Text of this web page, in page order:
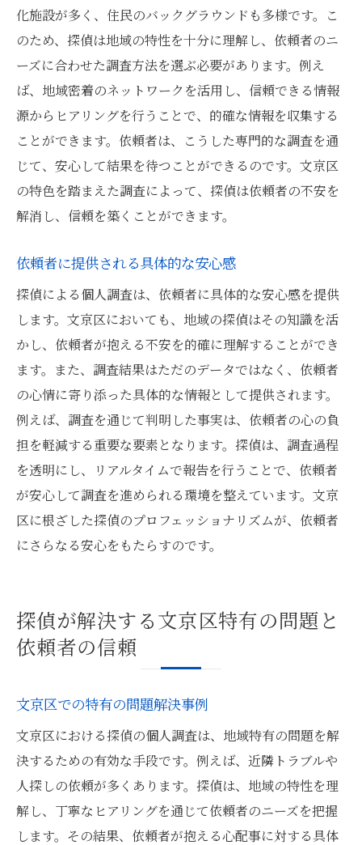
化施設が多く、住民のバックグラウンドも多様です。こ
のため、探偵は地域の特性を十分に理解し、依頼者のニ
ーズに合わせた調査方法を選ぶ必要があります。例え
ば、地域密着のネットワークを活用し、信頼できる情報
源からヒアリングを行うことで、的確な情報を収集する
ことができます。依頼者は、こうした専門的な調査を通
じて、安心して結果を待つことができるのです。文京区
の特色を踏まえた調査によって、探偵は依頼者の不安を
解消し、信頼を築くことができます。
依頼者に提供される具体的な安心感
探偵による個人調査は、依頼者に具体的な安心感を提供
します。文京区においても、地域の探偵はその知識を活
かし、依頼者が抱える不安を的確に理解することができ
ます。また、調査結果はただのデータではなく、依頼者
の心情に寄り添った具体的な情報として提供されます。
例えば、調査を通じて判明した事実は、依頼者の心の負
担を軽減する重要な要素となります。探偵は、調査過程
を透明にし、リアルタイムで報告を行うことで、依頼者
が安心して調査を進められる環境を整えています。文京
区に根ざした探偵のプロフェッショナリズムが、依頼者
にさらなる安心をもたらすのです。
探偵が解決する文京区特有の問題と
依頼者の信頼
文京区での特有の問題解決事例
文京区における探偵の個人調査は、地域特有の問題を解
決するための有効な手段です。例えば、近隣トラブルや
人探しの依頼が多くあります。探偵は、地域の特性を理
解し、丁寧なヒアリングを通じて依頼者のニーズを把握
します。その結果、依頼者が抱える心配事に対する具体